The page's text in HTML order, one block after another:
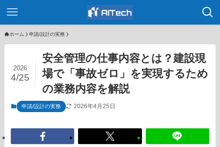
ホーム 申請/設計の実務
安全管理の仕事内容とは？建設現
場で「事故ゼロ」を実現するため
の業務内容を解説
2026
4/25
申請/設計の実務 2026年4月25日